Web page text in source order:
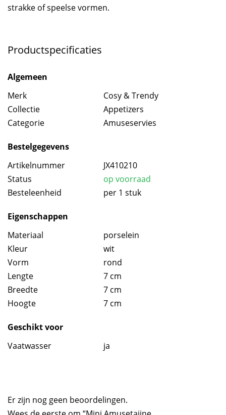
strakke of speelse vormen.
Productspecificaties
Algemeen
Merk
Cosy & Trendy
Collectie
Appetizers
Categorie
Amuseservies
Bestelgegevens
Artikelnummer
JX410210
Status
op voorraad
Besteleenheid
per 1 stuk
Eigenschappen
Materiaal
porselein
Kleur
wit
Vorm
rond
Lengte
7 cm
Breedte
7 cm
Hoogte
7 cm
Geschikt voor
Vaatwasser
ja
Er zijn nog geen beoordelingen.